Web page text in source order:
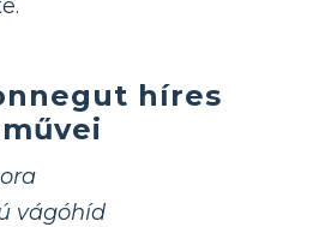
híres
művei
vágóhíd